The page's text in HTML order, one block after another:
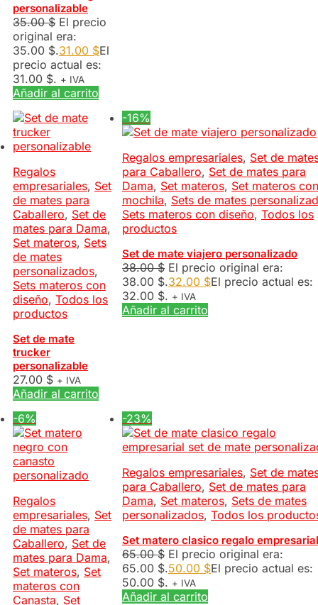
personalizable
35.00$ El precio
original era:
35.00 $.31.00 $El
precio actual es:
31.00 $. + IVA
Añadir al carrito
Regalos
empresariales, Set
de mates para
Caballero, Set de
mates para Dama,
Set materos, Sets
de mates
personalizados,
Sets materos con
diseño, Todos los
productos
Set de mate
trucker
personalizable
27.00 $ + IVA
Añadir al carrito
-16%
Regalos empresariales, Set de
para Caballero, Set de mates para
Dama, Set materos, Set materos con
mochila, Sets de mates
Sets materos con diseño, Todos los
productos
Set de mate viajero personalizado
38.00$ El precio original era:
38.00 $.32.00 $El precio actual es:
32.00 $. + IVA
Añadir al carrito
-6%
Regalos
empresariales, Set
de mates para
Caballero, Set de
mates para Dama,
Set materos, Set
materos con
Canasta, Set
-23%
Regalos empresariales, Set de
para Caballero, Set de mates para
Dama, Set materos, Sets de mates
personalizados, Todos los
Set matero clasico regalo empresarial
65.00$ El precio original era:
65.00 $.50.00 $El precio actual es:
50.00 $. + IVA
Añadir al carrito